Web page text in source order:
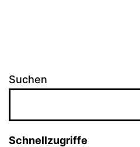
Suchen
Schnellzugriffe